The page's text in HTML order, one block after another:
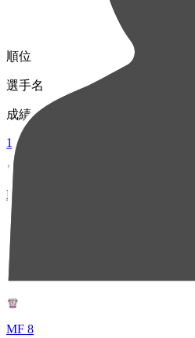
順位
選手名
成績
1
MF 19
シマブク カズヨシ
66
2
MF 8